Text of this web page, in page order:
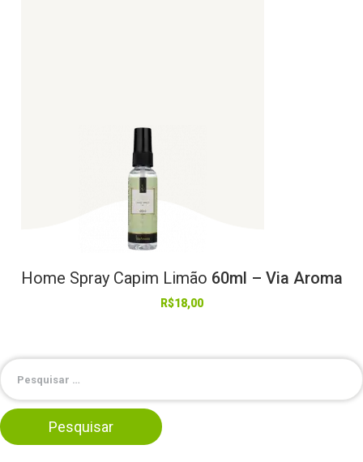
Home Spray Capim Limão 60ml – Via Aroma
R$18,00